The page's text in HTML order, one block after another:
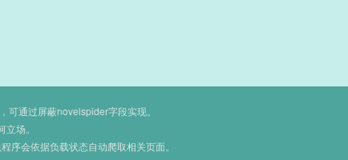
通过屏蔽novelspider字段实现。
场。
序会依据负载状态自动爬取相关页面。